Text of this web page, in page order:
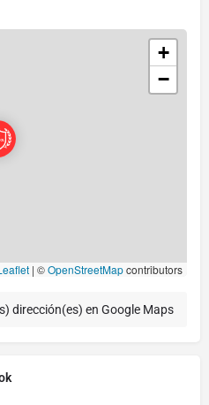
+
−
| ©OpenStreetMapcontributors
dirección(es) en Google Maps